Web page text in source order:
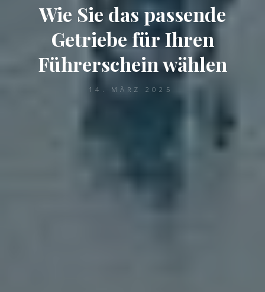
Wie Sie das passende
Getriebe für Ihren
Führerschein wählen
14. MÄRZ 2025